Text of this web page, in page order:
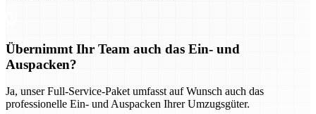
Übernimmt Ihr Team auch das Ein- und
Auspacken?
Ja, unser Full-Service-Paket umfasst auf Wunsch auch das
professionelle Ein- und Auspacken Ihrer Umzugsgüter.